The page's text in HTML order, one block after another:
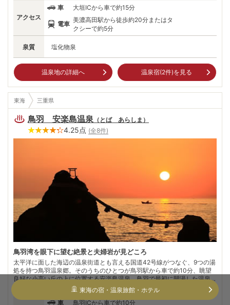
泉の魅力。近くには、養老の滝だけでなく養老公園もあり、四季折々の自
然美も楽しめる。美しい自然に囲まれ、都会の喧騒から離れ、何もしない
贅沢な時間を過ごせる地だ。
泉質 塩化物泉
アクセス
車 大垣ICから車で約15分
電車
美濃高田駅から徒歩約20分またはタ
クシーで約5分
温泉地の詳細へ 温泉宿(2件)を見る
東海 三重県
鳥羽 安楽島温泉 （ とば あらしま ）
4.25点 (全8件)
鳥羽湾を眼下に望む絶景と夫婦岩が見どころ
太平洋に面した海辺の温泉街道とも言える国道42号線がつなぐ、9つの湯
処を持つ鳥羽温泉郷。そのうちのひとつが鳥羽駅から車で約10分、眺望
良好な小高い丘の上に位置する安楽島温泉。鳥羽で最初に開湯した温泉。
見下ろす伊勢湾の沖に浮かぶ離島の中には、ミステリー作家の江戸川乱歩
の著書『パノラマ島奇譚』の舞台とされる島もあるという。また早逝の小
説家、梶井基次郎の幸福な少年時代の思い出をつづった『海』という作品
車 鳥羽ICから車で約10分
東海の宿・温泉旅館・ホテル